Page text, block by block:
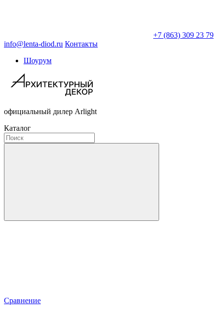
+7 (863) 309 23 79
info@lenta-diod.ru Контакты
Шоурум
официальный дилер Arlight
Каталог
Сравнение